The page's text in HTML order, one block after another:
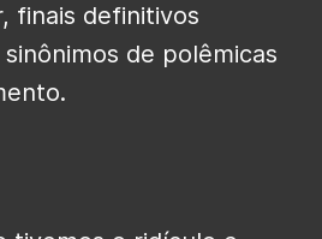
finais definitivos
de polêmicas